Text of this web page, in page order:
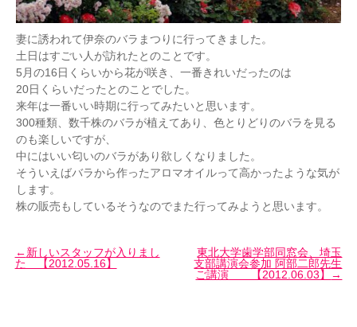
妻に誘われて伊奈のバラまつりに行ってきました。
土日はすごい人が訪れたとのことです。
5月の16日くらいから花が咲き、一番きれいだったのは
20日くらいだったとのことでした。
来年は一番いい時期に行ってみたいと思います。
300種類、数千株のバラが植えてあり、色とりどりのバラを見る
のも楽しいですが、
中にはいい匂いのバラがあり欲しくなりました。
そういえばバラから作ったアロマオイルって高かったような気が
します。
株の販売もしているそうなのでまた行ってみようと思います。
新しいスタッフが入りまし
た 【2012.05.16】
東北大学歯学部同窓会、埼玉
支部講演会参加 阿部二郎先生
ご講演 【2012.06.03】